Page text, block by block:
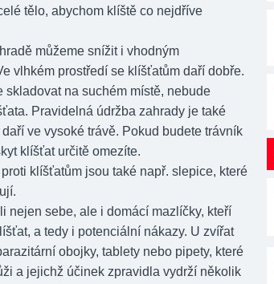
tělo, abychom klíště co nejdříve
můžeme snížit i vhodným
vlhkém prostředí se klíšťatům daří dobře.
skladovat na suchém místě, nebude
Pravidelná údržba zahrady je také
ve vysoké trávě. Pokud budete trávník
klíšťat určitě omezíte.
klíšťatům jsou také např. slepice, které
nejen sebe, ale i domácí mazlíčky, kteří
a tedy i potenciální nákazy. U zvířat
obojky, tablety nebo pipety, které
a jejichž účinek zpravidla vydrží několik